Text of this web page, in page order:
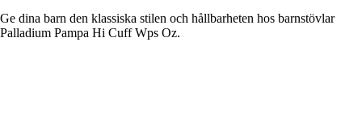
Ge dina barn den klassiska stilen och hållbarheten hos barnstövlar
Palladium Pampa Hi Cuff Wps Oz.